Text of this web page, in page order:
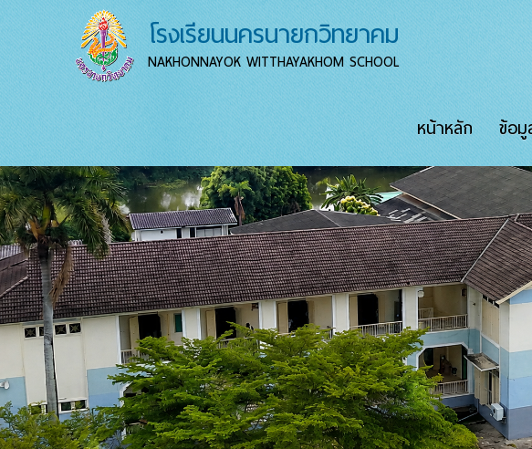
โรงเรียนนครนายกวิทยาคม
NAKHONNAYOK WITTHAYAKHOM SCHOOL
หน้าหลัก ข้อมู